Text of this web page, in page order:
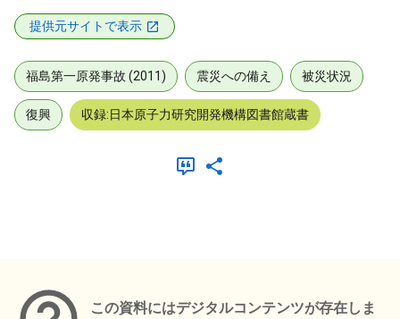
提供元サイトで表示
福島第一原発事故 (2011) 震災への備え 被災状況
復興 収録:日本原子力研究開発機構図書館蔵書
この資料にはデジタルコンテンツが存在しま